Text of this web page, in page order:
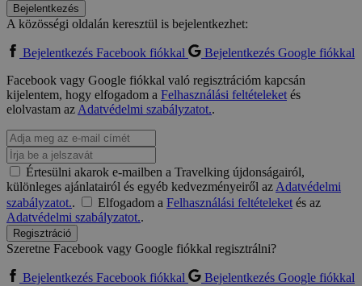
Bejelentkezés
A közösségi oldalán keresztül is bejelentkezhet:
Bejelentkezés Facebook fiókkal
Bejelentkezés Google fiókkal
Facebook vagy Google fiókkal való regisztrációm kapcsán
kijelentem, hogy elfogadom a Felhasználási feltételeketés
elolvastam azAdatvédelmi szabályzatot..
Értesülni akarok e-mailben a Travelking újdonságairól,
különleges ajánlatairól és egyéb kedvezményeiről azAdatvédelmi
szabályzatot.. Elfogadom a Felhasználási feltételeketés az
Adatvédelmi szabályzatot..
Regisztráció
Szeretne Facebook vagy Google fiókkal regisztrálni?
Bejelentkezés Facebook fiókkal
Bejelentkezés Google fiókkal